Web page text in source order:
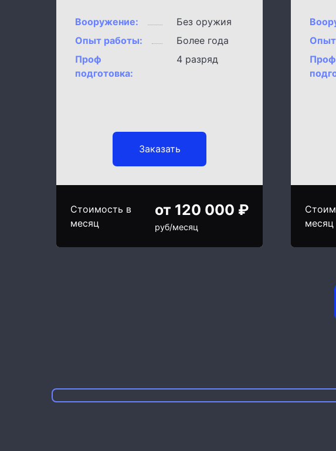
Вооружение:
Без оружия
Опыт работы:
Более года
Проф
подготовка:
4 разряд
Заказать
Стоимость в
месяц
от 120 000 ₽
руб/месяц
Проф
месяц